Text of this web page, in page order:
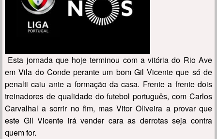
Esta jornada que hoje terminou com a vitória do Rio Ave
em Vila do Conde perante um bom Gil Vicente que só de
penalti caiu ante a formação da casa. Frente a frente dois
treinadores de qualidade do futebol português, com Carlos
Carvalhal a sorrir no fim, mas Vitor Oliveira a provar que
este Gil Vicente irá vender cara as derrotas seja contra
quem for.